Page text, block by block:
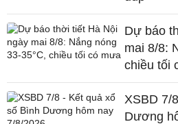
Dự báo
mai 8/8:
chiều tối
XSBD 7/
Dương